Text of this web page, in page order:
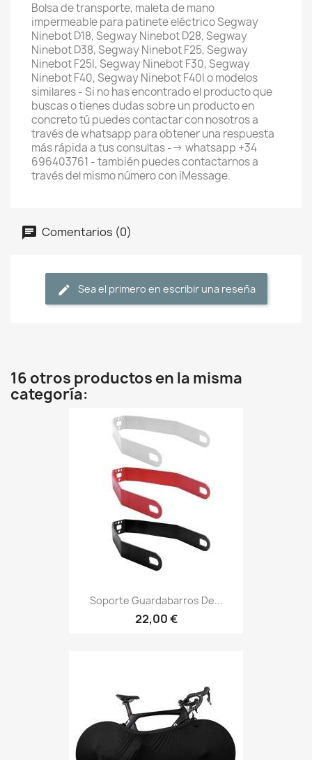
Bolsa de transporte, maleta de mano
impermeable para patinete eléctrico Segway
Ninebot D18, Segway Ninebot D28, Segway
Ninebot D38, Segway Ninebot F25, Segway
Ninebot F25I, Segway Ninebot F30, Segway
Ninebot F40, Segway Ninebot F40I o modelos
similares - Si no has encontrado el producto que
buscas o tienes dudas sobre un producto en
concreto tú puedes contactar con nosotros a
través de whatsapp para obtener una respuesta
más rápida a tus consultas --> whatsapp +34
696403761 - también puedes contactarnos a
través del mismo número con iMessage.
Comentarios (0)
Sea el primero en escribir una reseña
16 otros productos en la misma
categoría:
Soporte Guardabarros De...
22,00 €